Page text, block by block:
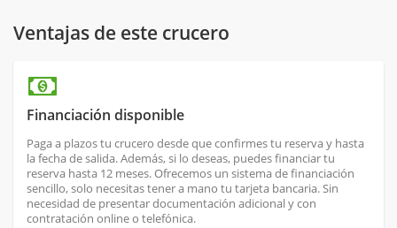
Ventajas de este crucero
Financiación disponible
Paga a plazos tu crucero desde que confirmes tu reserva y hasta
la fecha de salida. Además, si lo deseas, puedes financiar tu
reserva hasta 12 meses. Ofrecemos un sistema de financiación
sencillo, solo necesitas tener a mano tu tarjeta bancaria. Sin
necesidad de presentar documentación adicional y con
contratación online o telefónica.